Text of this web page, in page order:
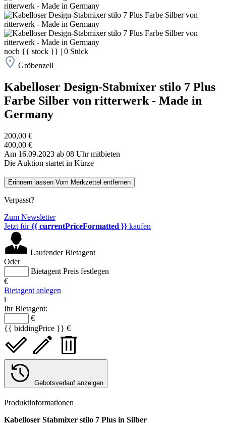
noch {{ stock }} | 0 Stück
Gröbenzell
Kabelloser Design-Stabmixer stilo 7 Plus
Farbe Silber von ritterwerk - Made in
Germany
200,00 €
400,00 €
Am 16.09.2023 ab 08 Uhr mitbieten
Die Auktion startet in Kürze
Erinnern lassen Vom Merkzettel entfernen
Verpasst?
Zum Newsletter
Jetzt für{{ currentPriceFormatted }} kaufen
Laufender Bietagent
Oder
Bietagent Preis festlegen
€
Bietagent anlegen
i
Ihr Bietagent:
€
{{ biddingPrice }} €
Gebotsverlauf anzeigen
Produktinformationen
Kabelloser Stabmixer stilo 7 Plus in Silber